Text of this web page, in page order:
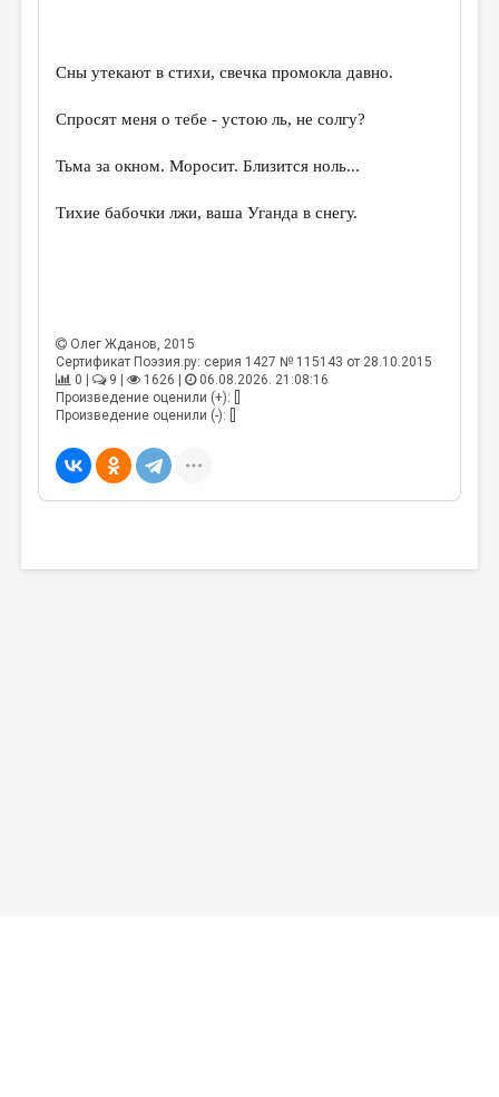
ОТ РЕДАКЦИИ
КУЛЬТУРОВЕДЕНИЕ
ЦИКЛЫ ПУБЛИКАЦИЙ
ТРЕДИАКОВСКИЙ
МЕДИА
ВКОНТАКТЕ
Сны утекают в стихи, свечка промокла давно.
Спросят меня о тебе - устою ль, не солгу?
Тьма за окном. Моросит. Близится ноль...
Тихие бабочки лжи, ваша Уганда в снегу.
Олег Жданов, 2015
Сертификат Поэзия.ру: серия 1427 № 115143 от 28.10.2015
0 |
9 | 1626 |
06.08.2026. 21:08:16
Произведение оценили (+): []
Произведение оценили (-): []